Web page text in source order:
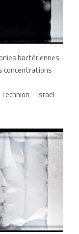
bactériennes
concentrations
– Israel